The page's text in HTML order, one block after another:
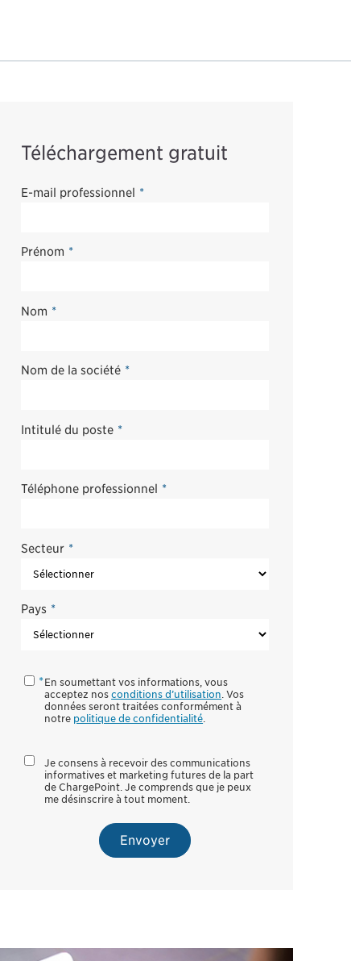
Téléchargement gratuit
*
E-mail professionnel
*
Prénom
*
Nom
*
Nom de la société
*
Intitulé du poste
*
Téléphone professionnel
*
Secteur
*
Pays
En soumettant vos informations, vous
acceptez nosconditions d’utilisation. Vos
données seront traitées conformément à
notre politique de confidentialité.
Je consens à recevoir des communications
informatives et marketing futures de la part
de ChargePoint. Je comprends que je peux
me désinscrire à tout moment.
Envoyer